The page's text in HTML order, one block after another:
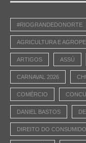
#RIOGRANDEDONORTE
AGRICULTURA E
ARTIGOS ASSÚ
CARNAVAL 2026
COMÉRCIO
DANIEL BASTOS
DIREITO DO